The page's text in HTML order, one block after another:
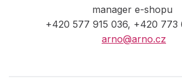
manager e-shopu
+420 577 915 036, +420 773
arno@arno.cz